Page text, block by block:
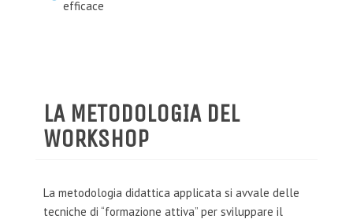
efficace
LA METODOLOGIA DEL
WORKSHOP
La metodologia didattica applicata si avvale delle
tecniche di “formazione attiva” per sviluppare il